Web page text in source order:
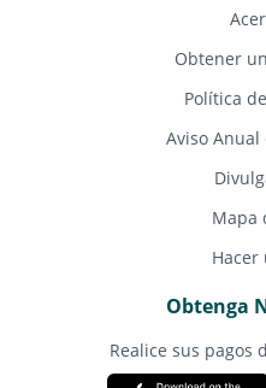
Obtener
Política
Aviso Anual
Mapa
Hacer
Obtenga
Realice sus pagos